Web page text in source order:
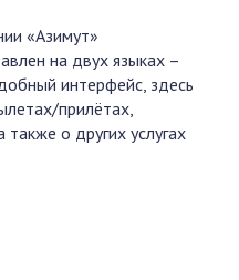
«Азимут»
на двух языках –
интерфейс, здесь
прилётах,
о других услугах